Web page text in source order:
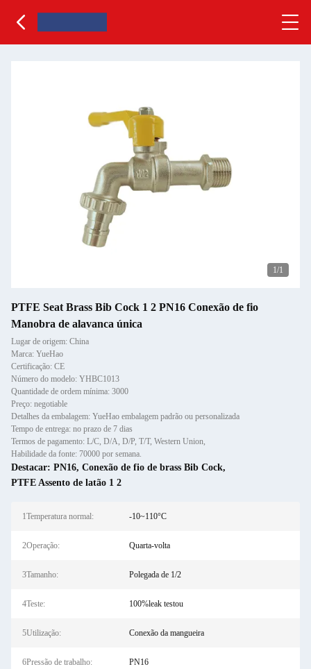
1/1
PTFE Seat Brass Bib Cock 1 2 PN16 Conexão de fio
Manobra de alavanca única
Lugar de origem: China
Marca: YueHao
Certificação: CE
Número do modelo: YHBC1013
Quantidade de ordem mínima: 3000
Preço: negotiable
Detalhes da embalagem: YueHao embalagem padrão ou personalizada
Tempo de entrega: no prazo de 7 dias
Termos de pagamento: L/C, D/A, D/P, T/T, Western Union,
Habilidade da fonte: 70000 por semana.
Destacar: PN16, Conexão de fio de brass Bib Cock,
PTFE Assento de latão 1 2
1Temperatura normal: -10~110°C
2Operação: Quarta-volta
3Tamanho: Polegada de 1/2
4Teste: 100%leak testou
5Utilização: Conexão da mangueira
6Pressão de trabalho: PN16